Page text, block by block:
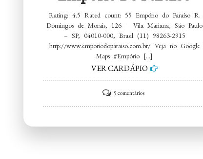
Rating: 4.5 Rated count: 55 Empório do Paraíso R.
Domingos de Morais, 126 – Vila Mariana, São Paulo
– SP, 04010-000, Brasil (11) 98263-2915
http://www.emporiodoparaiso.com.br/ Veja no Google
Maps #Empório […]
VER CARDÁPIO
5 comentáriosem
Empório